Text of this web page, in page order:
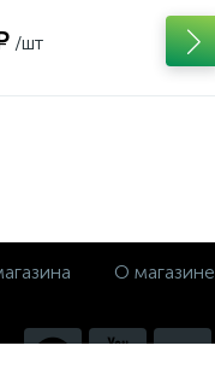
/шт
О магазине